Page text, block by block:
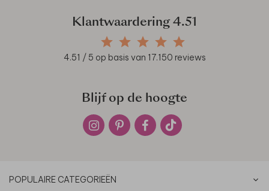
Klantwaardering 4.51
4.51 / 5 op basis van 17.150 reviews
Blijf op de hoogte
POPULAIRE CATEGORIEËN